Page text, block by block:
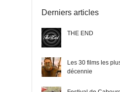
Derniers articles
THE END
Les 30 films les
décennie